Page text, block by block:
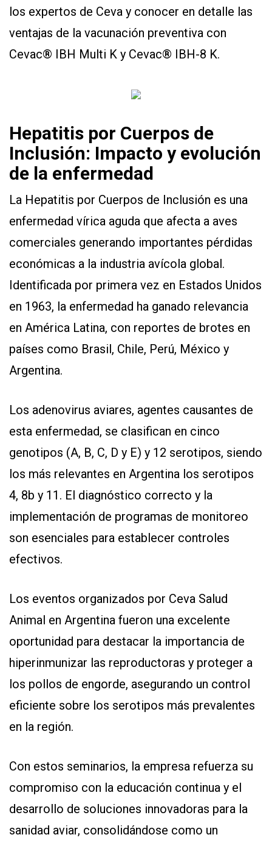
los expertos de Ceva y conocer en detalle las
ventajas de la vacunación preventiva con
Cevac® IBH Multi K y Cevac® IBH-8 K.
Hepatitis por Cuerpos de
Inclusión: Impacto y evolución
de la enfermedad
La Hepatitis por Cuerpos de Inclusión es una
enfermedad vírica aguda que afecta a aves
comerciales generando importantes pérdidas
económicas a la industria avícola global.
Identificada por primera vez en Estados Unidos
en 1963, la enfermedad ha ganado relevancia
en América Latina, con reportes de brotes en
países como Brasil, Chile, Perú, México y
Argentina.
Los adenovirus aviares, agentes causantes de
esta enfermedad, se clasifican en cinco
genotipos (A, B, C, D y E) y 12 serotipos, siendo
los más relevantes en Argentina los serotipos
4, 8b y 11. El diagnóstico correcto y la
implementación de programas de monitoreo
son esenciales para establecer controles
efectivos.
Los eventos organizados por Ceva Salud
Animal en Argentina fueron una excelente
oportunidad para destacar la importancia de
hiperinmunizar las reproductoras y proteger a
los pollos de engorde, asegurando un control
eficiente sobre los serotipos más prevalentes
en la región.
Con estos seminarios, la empresa refuerza su
compromiso con la educación continua y el
desarrollo de soluciones innovadoras para la
sanidad aviar, consolidándose como un